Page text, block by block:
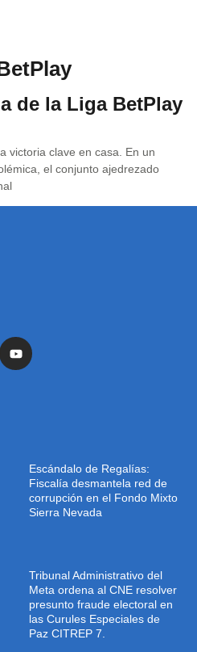
de la Liga BetPlay
victoria clave en casa. En un
el conjunto ajedrezado
Escándalo de Regalías:
Fiscalía desmantela red de
corrupción en el Fondo Mixto
Sierra Nevada
Tribunal Administrativo del
Meta ordena al CNE resolver
presunto fraude electoral en
las Curules Especiales de
Paz CITREP 7.